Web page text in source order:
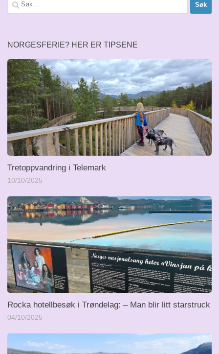
etter:
NORGESFERIE? HER ER TIPSENE
Tretoppvandring i Telemark
10/10/2025
Rocka hotellbesøk i Trøndelag: – Man blir litt starstruck
04/10/2025